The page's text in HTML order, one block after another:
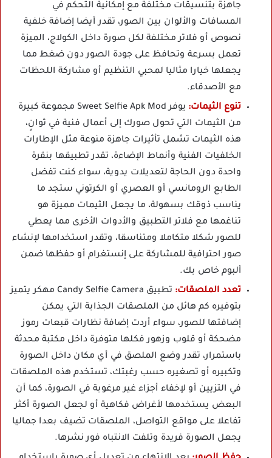
جاهزة بتنسيقات مختلفة مع إمكانية التحكم في
المسافات والألوان بين الصور، تقدر أيضا إضافة خلفية
نصوص أو فلاتر مختلفة لكل صورة داخل الكولاج، الميزة
تعمل بسرعة وتحافظ على جودة الصور دون ضغط مما
يجعلها خيارا مثاليا لمحبي التنظيم أو مشاركة اللحظات
مع الأصدقاء.
تنوع الثيمات:
يوفر Sweet Selfie Apk Mod مجموعة كبيرة
من الثيمات التي تحول صورك إلى أعمال فنية في ثوانٍ،
هذه الثيمات تشمل تأثيرات جاهزة منوعة مثل الإطارات
الخلفيات الفنية وأنماط الإضاءة، تقدر تطبيقها بنقرة
واحدة دون الحاجة لتعديلات يدوية، سواء كنت تفضل
الطابع الرومانسي أو العصري أو الكرتوني ستجد ما
يناسب ذوقك بسهولة، ما يجعل الثيمات مميزة هو
تناغمها مع فلاتر التطبيق والأدوات الأخرى مما يعطي
للصور شكلا متكاملا ومتناسقا، وتقدر استخدامها لإنشاء
صور احترافية للمشاركة على إنستغرام أو حفظها ضمن
ألبوم خاص بك.
تعدد الملصقات:
تطبيق Candy Selfie Camera مهكر يتميز
بتوفيره كم هائل من الملصقات الجذابة التي يمكن
إضافتها للصور، سواء أردت إضافة نظارات قبعات رموز
مضحكة أو قلوب وزهور فكلها متوفرة داخل مكتبة محدثة
باستمرار، تقدر وضع الملصق في أي مكان داخل الصورة
وتكبيره أو تصغيره حسب رغبتك، تستخدم هذه الملصقات
في التزيين أو لإخفاء أجزاء غير مرغوبة في الصورة، كما أن
البعض يستخدمها لأغراض فكاهية أو لجعل الصورة أكثر
تفاعلا على مواقع التواصل، الملصقات تضيف بعدا جماليا
يجعل الصورة فريدة وتلفت الانتباه فور نشرها.